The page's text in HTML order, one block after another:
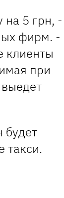
на 5 грн, -
фирм. -
клиенты
при
будет
такси.